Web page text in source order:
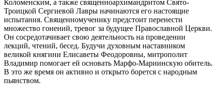
Коломенским, а также священноархимандритом Свято-
Троицкой Сергиевой Лавры начинаются его настоящие
испытания. Священномученику предстоит перенести
множество гонений, тревог за будущее Православной Церкви.
Он сосредотачивает свою деятельность на проведении
лекций, чтений, бесед. Будучи духовным наставником
великой княгини Елисаветы Феодоровны, митрополит
Владимир помогает ей основать Марфо-Мариинскую обитель.
В это же время он активно и открыто борется с народным
пьянством.